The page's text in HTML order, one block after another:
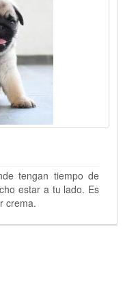
31
la rescate pero no me la
8 perros. Tiene como un
no me dejó cargar